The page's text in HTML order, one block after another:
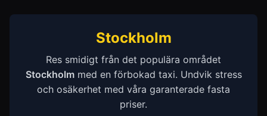
Stockholm
Res smidigt från det populära området
Stockholmmed en förbokad taxi. Undvik stress
och osäkerhet med våra garanterade fasta
priser.